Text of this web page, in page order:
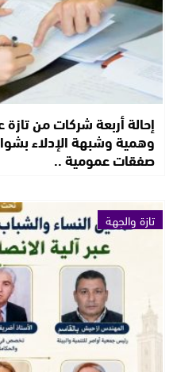
إحالة أربعة شركات من تازة
وهمية وشبهة الإدلاء
صفقات عمومية ..
تازة والجهة